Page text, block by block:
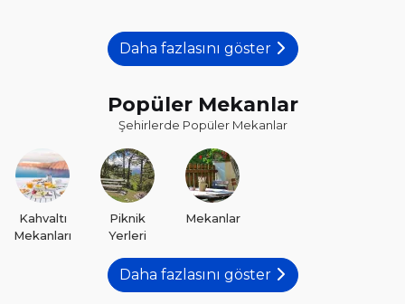
Daha fazlasını göster
Popüler Mekanlar
Şehirlerde Popüler Mekanlar
Kahvaltı
Mekanları
Piknik
Yerleri
Mekanlar
Daha fazlasını göster